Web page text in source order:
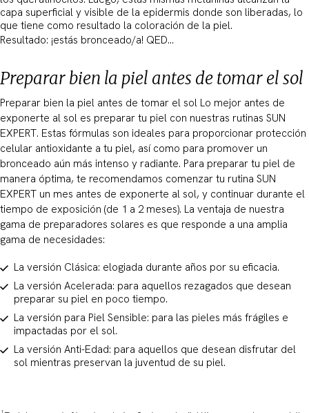
capa superficial y visible de la epidermis donde son liberadas, lo
que tiene como resultado la coloración de la piel.
Resultado: ¡estás bronceado/a! QED…
Preparar bien la piel antes de tomar el sol
Preparar bien la piel antes de tomar el sol Lo mejor antes de
exponerte al sol es preparar tu piel con nuestras rutinas SUN
EXPERT. Estas fórmulas son ideales para proporcionar protección
celular antioxidante a tu piel, así como para promover un
bronceado aún más intenso y radiante. Para preparar tu piel de
manera óptima, te recomendamos comenzar tu rutina SUN
EXPERT un mes antes de exponerte al sol, y continuar durante el
tiempo de exposición (de 1 a 2 meses). La ventaja de nuestra
gama de preparadores solares es que responde a una amplia
gama de necesidades:
La versión Clásica: elogiada durante años por su eficacia.
La versión Acelerada: para aquellos rezagados que desean
preparar su piel en poco tiempo.
La versión para Piel Sensible: para las pieles más frágiles e
impactadas por el sol.
La versión Anti-Edad: para aquellos que desean disfrutar del
sol mientras preservan la juventud de su piel.